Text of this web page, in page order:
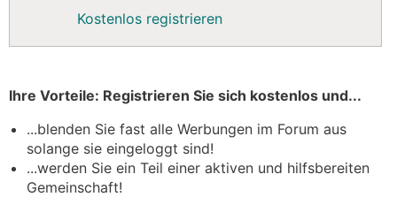
Kostenlos registrieren
Ihre Vorteile: Registrieren Sie sich kostenlos und...
...blenden Sie fast alle Werbungen im Forum aus
solange sie eingeloggt sind!
...werden Sie ein Teil einer aktiven und hilfsbereiten
Gemeinschaft!